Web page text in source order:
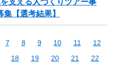
【選考結果】
7 8 9 10 11
12
18 19 20 21
22